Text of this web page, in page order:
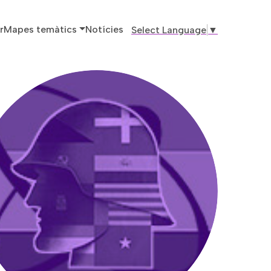
principal
Mapes temàtics Notícies Select Language ▼